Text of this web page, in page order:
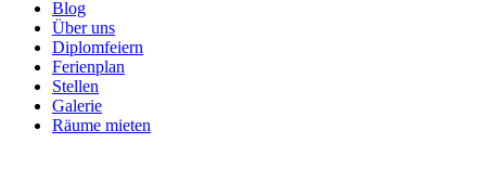
Blog
Über uns
Diplomfeiern
Ferienplan
Stellen
Galerie
Räume mieten